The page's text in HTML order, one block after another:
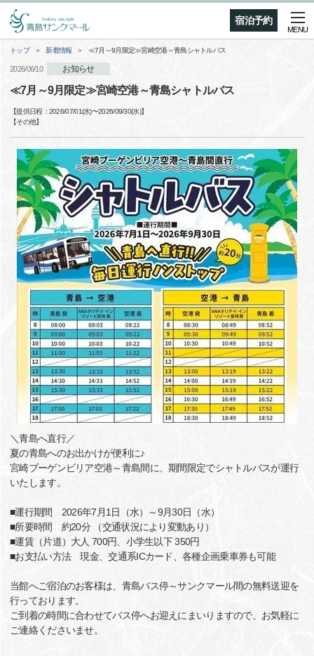
宿泊予約
MENU
トップ 新着情報 ≪7月～9月限定≫宮崎空港～青島シャトルバス
2026/06/10 お知らせ
≪7月～9月限定≫宮崎空港～青島シャトルバス
【提供日程： 2026/07/01(水)〜2026/09/30(水)】
【その他】
＼青島へ直行／
夏の青島へのお出かけが便利に♪
宮崎ブーゲンビリア空港～青島間に、期間限定でシャトルバスが運行
いたします。
■運行期間 2026年7月1日（水）～9月30日（水）
■所要時間 約20分 （交通状況により変動あり）
■運賃（片道）大人 700円、小学生以下 350円
■お支払い方法 現金、交通系ICカード、各種企画乗車券も可能
当館へご宿泊のお客様は、青島バス停～サンクマール間の無料送迎を
行っております。
ご到着の時間に合わせてバス停へお迎えにまいりますので、お気軽に
ご連絡くださいませ。